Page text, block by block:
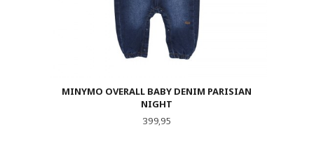
MINYMO OVERALL BABY DENIM PARISIAN
NIGHT
Pris
399,95